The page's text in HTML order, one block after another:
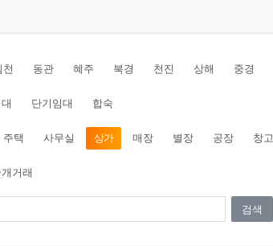
천 동관 혜주 북경 천진 상해 중경
단기임대 합숙
주택 사무실 상가 매장 별장 공장 창고
거래